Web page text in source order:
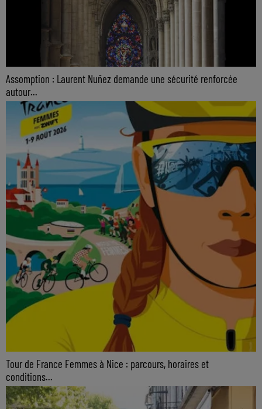
Assomption : Laurent Nuñez demande une sécurité renforcée
autour...
Tour de France Femmes à Nice : parcours, horaires et
conditions...